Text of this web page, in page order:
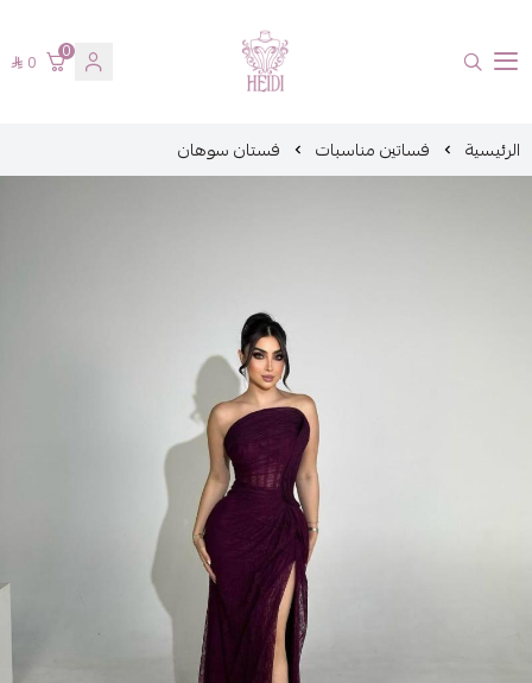
هايدي فاشن
0
0
الرئيسية فساتين مناسبات فستان سوهان